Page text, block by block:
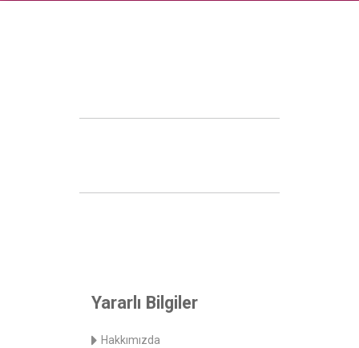
Yararlı Bilgiler
Hakkımızda